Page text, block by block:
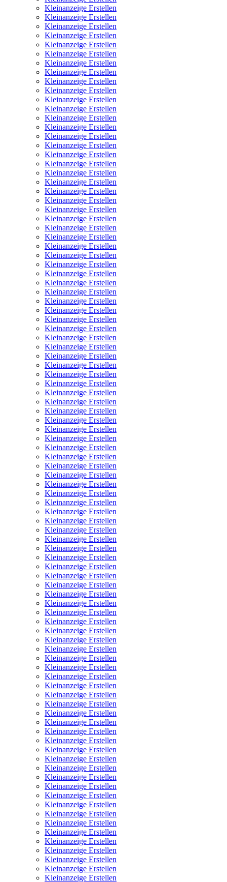
Kleinanzeige Erstellen
Kleinanzeige Erstellen
Kleinanzeige Erstellen
Kleinanzeige Erstellen
Kleinanzeige Erstellen
Kleinanzeige Erstellen
Kleinanzeige Erstellen
Kleinanzeige Erstellen
Kleinanzeige Erstellen
Kleinanzeige Erstellen
Kleinanzeige Erstellen
Kleinanzeige Erstellen
Kleinanzeige Erstellen
Kleinanzeige Erstellen
Kleinanzeige Erstellen
Kleinanzeige Erstellen
Kleinanzeige Erstellen
Kleinanzeige Erstellen
Kleinanzeige Erstellen
Kleinanzeige Erstellen
Kleinanzeige Erstellen
Kleinanzeige Erstellen
Kleinanzeige Erstellen
Kleinanzeige Erstellen
Kleinanzeige Erstellen
Kleinanzeige Erstellen
Kleinanzeige Erstellen
Kleinanzeige Erstellen
Kleinanzeige Erstellen
Kleinanzeige Erstellen
Kleinanzeige Erstellen
Kleinanzeige Erstellen
Kleinanzeige Erstellen
Kleinanzeige Erstellen
Kleinanzeige Erstellen
Kleinanzeige Erstellen
Kleinanzeige Erstellen
Kleinanzeige Erstellen
Kleinanzeige Erstellen
Kleinanzeige Erstellen
Kleinanzeige Erstellen
Kleinanzeige Erstellen
Kleinanzeige Erstellen
Kleinanzeige Erstellen
Kleinanzeige Erstellen
Kleinanzeige Erstellen
Kleinanzeige Erstellen
Kleinanzeige Erstellen
Kleinanzeige Erstellen
Kleinanzeige Erstellen
Kleinanzeige Erstellen
Kleinanzeige Erstellen
Kleinanzeige Erstellen
Kleinanzeige Erstellen
Kleinanzeige Erstellen
Kleinanzeige Erstellen
Kleinanzeige Erstellen
Kleinanzeige Erstellen
Kleinanzeige Erstellen
Kleinanzeige Erstellen
Kleinanzeige Erstellen
Kleinanzeige Erstellen
Kleinanzeige Erstellen
Kleinanzeige Erstellen
Kleinanzeige Erstellen
Kleinanzeige Erstellen
Kleinanzeige Erstellen
Kleinanzeige Erstellen
Kleinanzeige Erstellen
Kleinanzeige Erstellen
Kleinanzeige Erstellen
Kleinanzeige Erstellen
Kleinanzeige Erstellen
Kleinanzeige Erstellen
Kleinanzeige Erstellen
Kleinanzeige Erstellen
Kleinanzeige Erstellen
Kleinanzeige Erstellen
Kleinanzeige Erstellen
Kleinanzeige Erstellen
Kleinanzeige Erstellen
Kleinanzeige Erstellen
Kleinanzeige Erstellen
Kleinanzeige Erstellen
Kleinanzeige Erstellen
Kleinanzeige Erstellen
Kleinanzeige Erstellen
Kleinanzeige Erstellen
Kleinanzeige Erstellen
Kleinanzeige Erstellen
Kleinanzeige Erstellen
Kleinanzeige Erstellen
Kleinanzeige Erstellen
Kleinanzeige Erstellen
Kleinanzeige Erstellen
Kleinanzeige Erstellen